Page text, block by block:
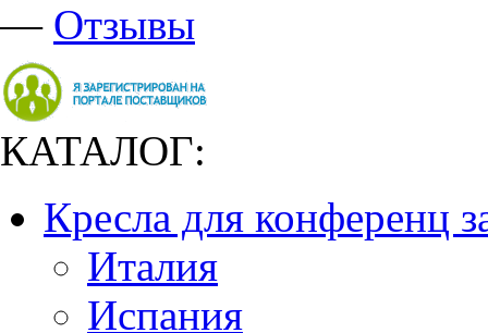
— Отзывы
КАТАЛОГ:
Кресла для конференц
Италия
Испания